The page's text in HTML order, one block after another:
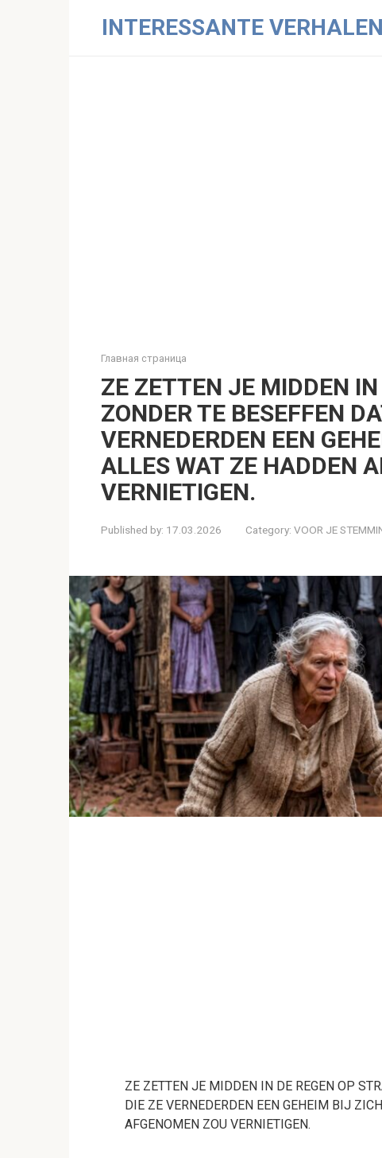
INTERESSANTE
Главная страница
ZE ZETTEN JE MIDDEN
ZONDER TE BESEFFEN
VERNEDERDEN EEN
ALLES WAT ZE HADDEN
VERNIETIGEN.
Published by: 17.03.2026 Category: VOOR JE
ZE ZETTEN JE MIDDEN IN DE REGEN OP
DIE ZE VERNEDERDEN EEN GEHEIM BIJ
AFGENOMEN ZOU VERNIETIGEN.